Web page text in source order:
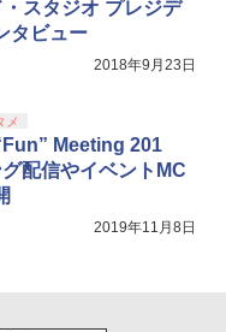
スタジオ プレジデ
タビュー
2018年9月23日
メ
Meeting 201
配信やイベントMC
2019年11月8日